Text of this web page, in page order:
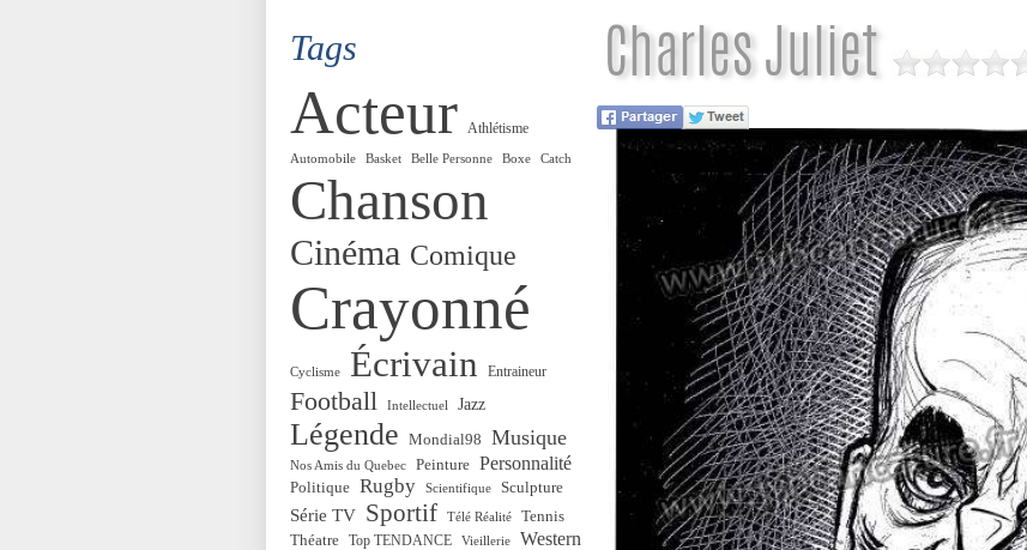
Tags
Acteur Athlétisme
Automobile Basket Belle Personne Boxe Catch
Chanson
Cinéma Comique
Crayonné
Cyclisme Écrivain Entraineur
Football Intellectuel Jazz
Légende Mondial98 Musique
Nos Amis du Quebec Peinture Personnalité
Politique Rugby Scientifique Sculpture
Série TV Sportif Télé Réalité
Tennis
Théatre Top TENDANCE Vieillerie Western
Charles Juliet